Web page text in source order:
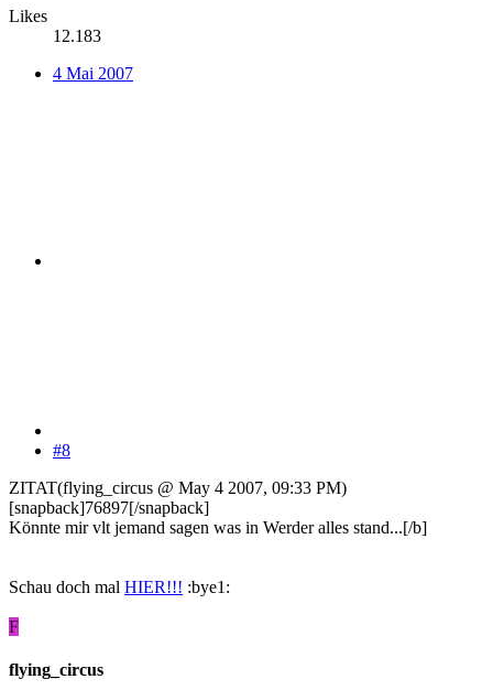
Likes
12.183
4 Mai 2007
#8
ZITAT(flying_circus @ May 4 2007, 09:33 PM)
[snapback]76897[/snapback]
Könnte mir vlt jemand sagen was in Werder alles stand...[/b]
Schau doch mal HIER!!! :bye1:
F
flying_circus